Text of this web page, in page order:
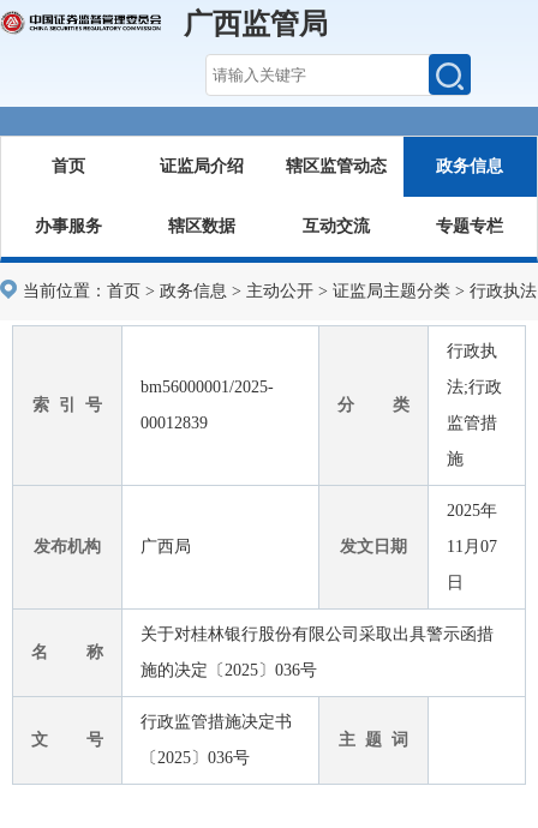
广西监管局
首页 证监局介绍 辖区监管动态 政务信息
办事服务 辖区数据 互动交流 专题专栏
当前位置： 首页 > 政务信息 > 主动公开 > 证监局主题分类 > 行政执法
索 引 号
bm56000001/2025-
00012839
分 类
行政执
法;行政
监管措
施
发布机构 广西局 发文日期
2025年
11月07
日
名 称
关于对桂林银行股份有限公司采取出具警示函措
施的决定〔2025〕036号
文 号
行政监管措施决定书
〔2025〕036号
主 题 词